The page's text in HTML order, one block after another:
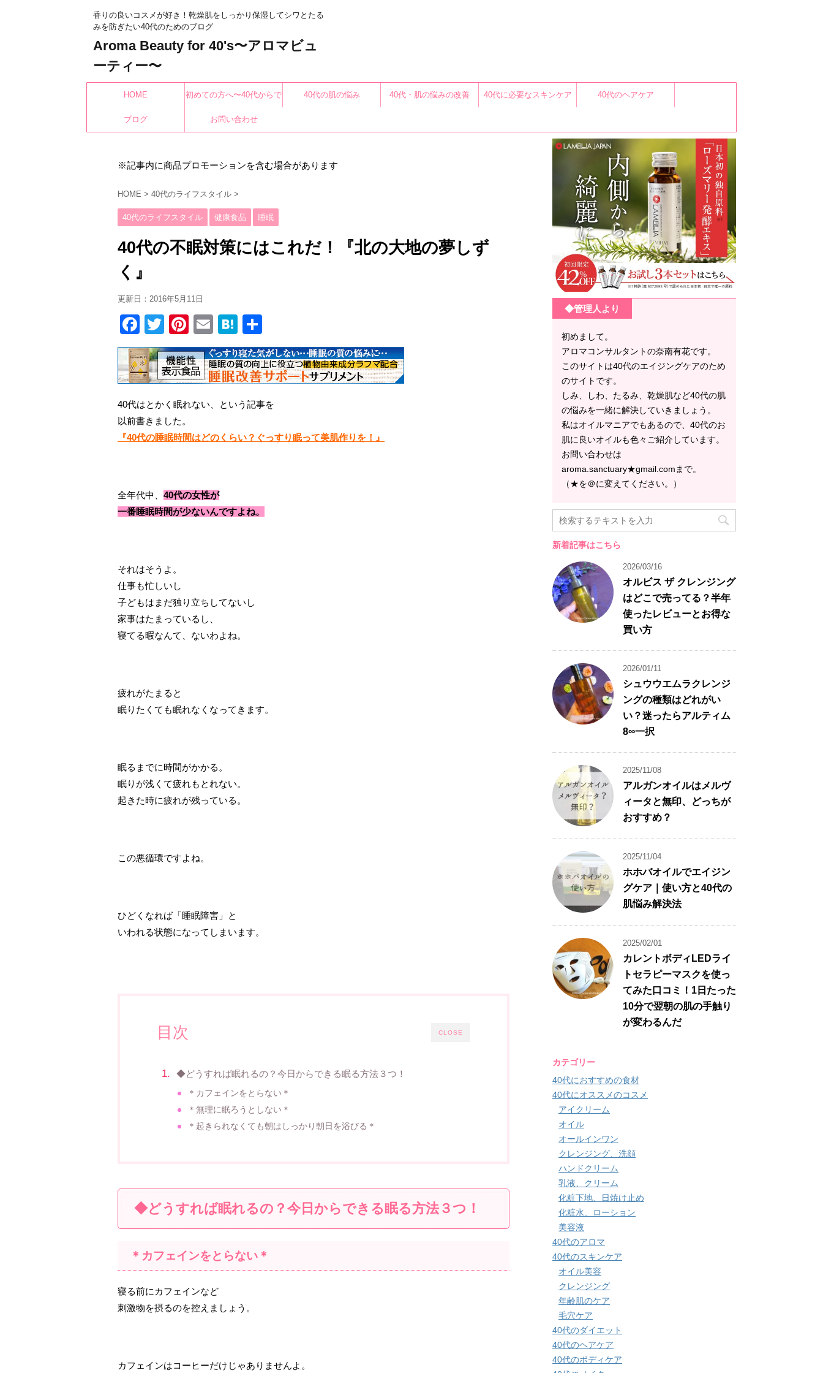
香りの良いコスメが好き！乾燥肌をしっかり保湿してシワとたる
みを防ぎたい40代のためのブログ
Aroma Beauty for 40's〜アロマビュ
ーティー〜
HOME 初めての方へ〜40代からで
もみんなキレイになれる
40代の肌の悩み 40代・肌の悩みの改善 40代に必要なスキンケア 40代のヘアケア
ブログ お問い合わせ
※記事内に商品プロモーションを含む場合があります
HOME > 40代のライフスタイル >
40代のライフスタイル 健康食品 睡眠
40代の不眠対策にはこれだ！『北の大地の夢しず
く』
更新日： 2016年5月11日
F
a
c
e
b
o
o
T
wi
tt
er
Pi
nt
er
e
st
E
m
ail
H
at
e
n
a
有
40代はとかく眠れない、という記事を
以前書きました。
『40代の睡眠時間はどのくらい？ぐっすり眠って美肌作りを！』
全年代中、 40代の女性が
一番睡眠時間が少ないんですよね。
それはそうよ。
仕事も忙しいし
子どもはまだ独り立ちしてないし
家事はたまっているし、
寝てる暇なんて、ないわよね。
疲れがたまると
眠りたくても眠れなくなってきます。
眠るまでに時間がかかる。
眠りが浅くて疲れもとれない。
起きた時に疲れが残っている。
この悪循環ですよね。
ひどくなれば「睡眠障害」と
いわれる状態になってしまいます。
CLOSE
目次
◆どうすれば眠れるの？今日からできる眠る方法３つ！
＊カフェインをとらない＊
＊無理に眠ろうとしない＊
＊起きられなくても朝はしっかり朝日を浴びる＊
◆どうすれば眠れるの？今日からできる眠る方法３つ！
＊カフェインをとらない＊
寝る前にカフェインなど
刺激物を摂るのを控えましょう。
カフェインはコーヒーだけじゃありませんよ。
◆管理人より
初めまして。
アロマコンサルタントの奈南有花です。
このサイトは40代のエイジングケアのため
のサイトです。
しみ、しわ、たるみ、乾燥肌など40代の肌
の悩みを一緒に解決していきましょう。
私はオイルマニアでもあるので、40代のお
肌に良いオイルも色々ご紹介しています。
お問い合わせは
aroma.sanctuary★gmail.comまで。
（★を＠に変えてください。）
新着記事はこちら
2026/03/16
オルビス ザ クレンジング
はどこで売ってる？半年
使ったレビューとお得な
買い方
2026/01/11
シュウウエムラクレンジ
ングの種類はどれがい
い？迷ったらアルティム
8∞一択
2025/11/08
アルガンオイルはメルヴ
ィータと無印、どっちが
おすすめ？
2025/11/04
ホホバオイルでエイジン
グケア｜使い方と40代の
肌悩み解決法
2025/02/01
カレントボディLEDライ
トセラピーマスクを使っ
てみた口コミ！1日たった
10分で翌朝の肌の手触り
が変わるんだ
カテゴリー
40代におすすめの食材
40代にオススメのコスメ
アイクリーム
オイル
オールインワン
クレンジング、洗顔
ハンドクリーム
乳液、クリーム
化粧下地、日焼け止め
化粧水、ローション
美容液
40代のアロマ
40代のスキンケア
オイル美容
クレンジング
年齢肌のケア
毛穴ケア
40代のダイエット
40代のヘアケア
40代のボディケア